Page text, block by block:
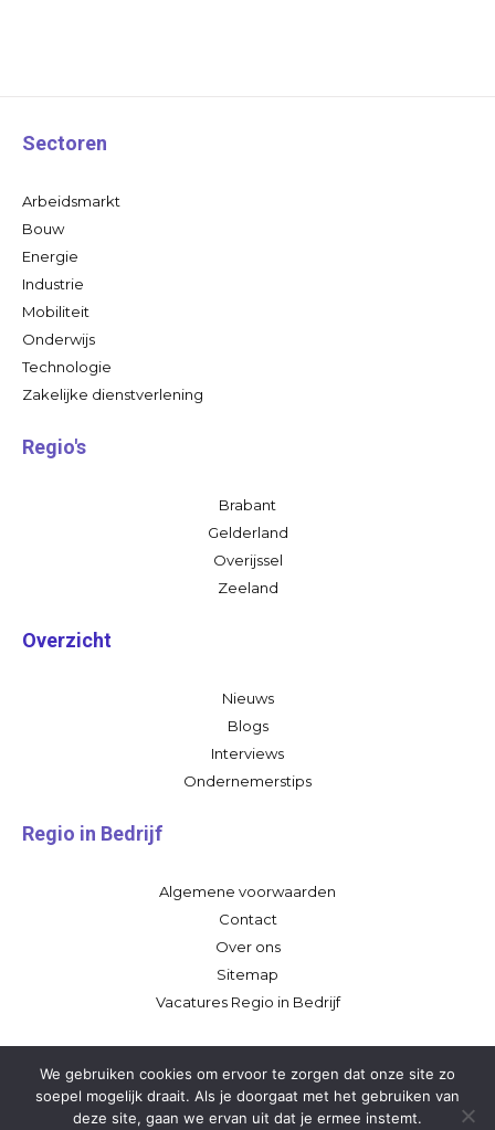
Sectoren
Arbeidsmarkt
Bouw
Energie
Industrie
Mobiliteit
Onderwijs
Technologie
Zakelijke dienstverlening
Regio's
Brabant
Gelderland
Overijssel
Zeeland
Overzicht
Nieuws
Blogs
Interviews
Ondernemerstips
Regio in Bedrijf
Algemene voorwaarden
Contact
Over ons
Sitemap
Vacatures Regio in Bedrijf
We gebruiken cookies om ervoor te zorgen dat onze site zo
soepel mogelijk draait. Als je doorgaat met het gebruiken van
deze site, gaan we ervan uit dat je ermee instemt.